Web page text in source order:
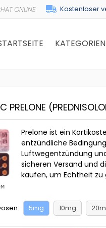
Kostenloser
KATEGORIEN
PRELONE
Prelone ist ein
entzündliche
Luftwegentzündung
sicheren Versand und
kaufen, um Echtheit zu
5mg 10mg